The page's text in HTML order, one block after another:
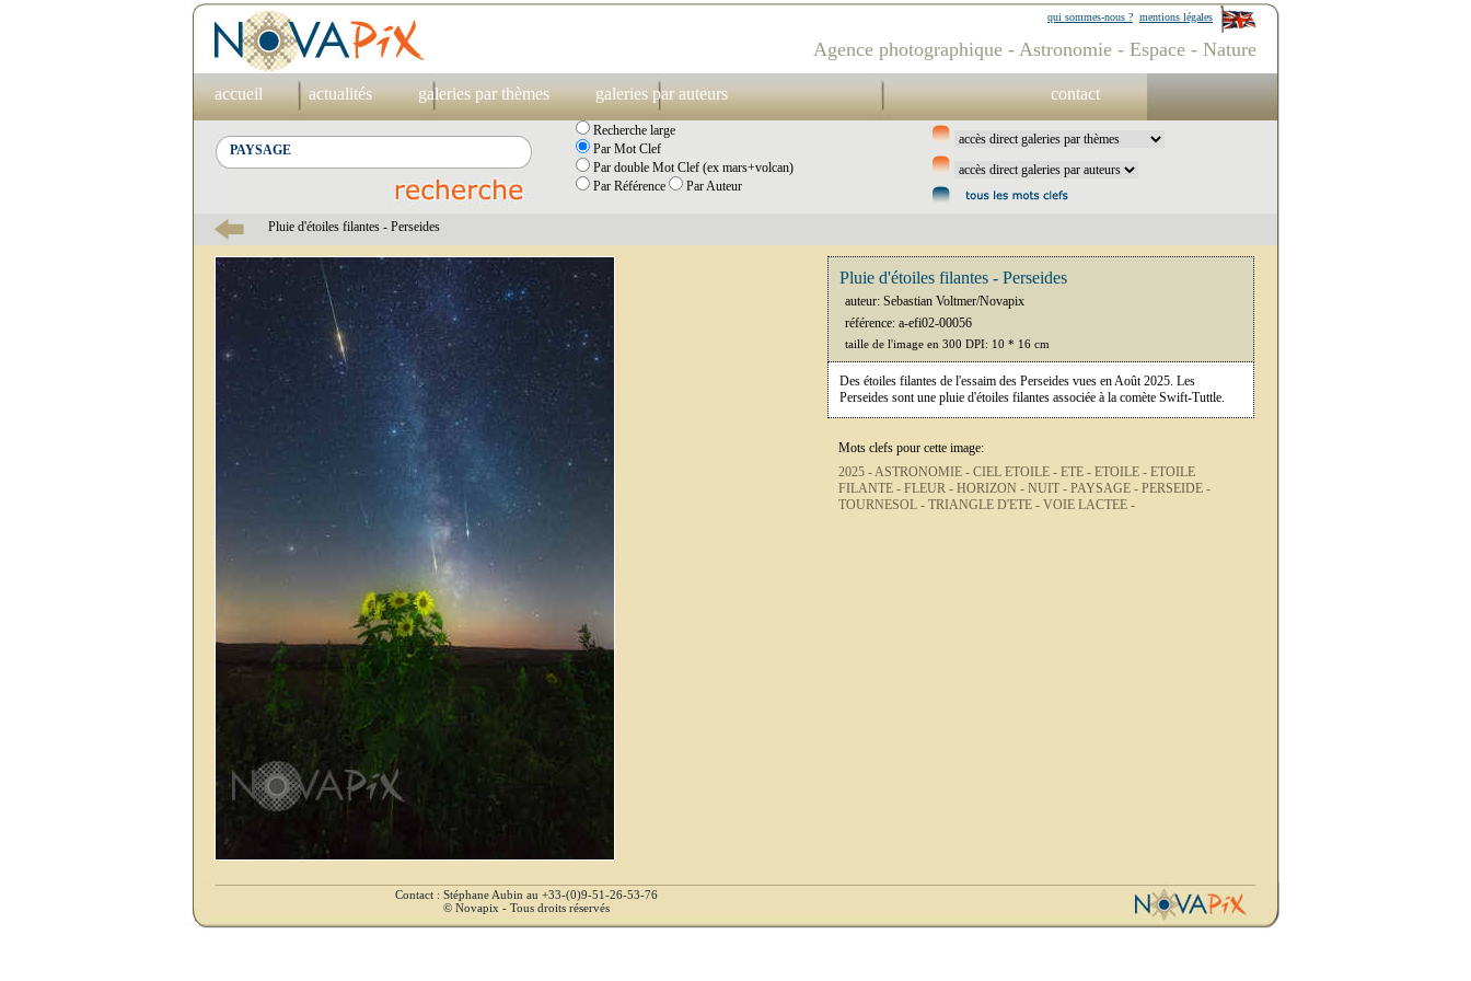
mentions légales
qui sommes-nous ?
Agence photographique - Astronomie - Espace - Nature
accueil actualités galeries par thèmes galeries par auteurs contact
Recherche large
Par Mot Clef
Par double Mot Clef (ex mars+volcan)
Par Référence
Par Auteur
Pluie d'étoiles filantes - Perseides
Pluie d'étoiles filantes - Perseides
auteur: Sebastian Voltmer/Novapix
référence: a-efi02-00056
taille de l'image en 300 DPI: 10 * 16 cm
Des étoiles filantes de l'essaim des Perseides vues en Août 2025. Les
Perseides sont une pluie d'étoiles filantes associée à la comète Swift-Tuttle.
Mots clefs pour cette image:
2025 -ASTRONOMIE - CIEL ETOILE - ETE - ETOILE - ETOILE
FILANTE - FLEUR - HORIZON - NUIT - PAYSAGE - PERSEIDE -
TOURNESOL - TRIANGLE D'ETE - VOIE LACTEE -
Contact : Stéphane Aubin au +33-(0)9-51-26-53-76
© Novapix - Tous droits réservés